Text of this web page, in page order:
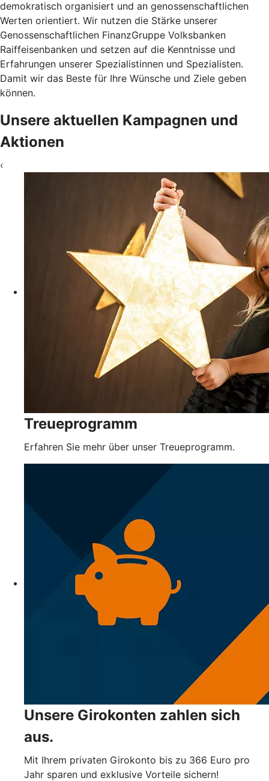
demokratisch organisiert und an genossenschaftlichen
Werten orientiert. Wir nutzen die Stärke unserer
Genossenschaftlichen FinanzGruppe Volksbanken
Raiffeisenbanken und setzen auf die Kenntnisse und
Erfahrungen unserer Spezialistinnen und Spezialisten.
Damit wir das Beste für Ihre Wünsche und Ziele geben
können.
Unsere aktuellen Kampagnen und
Aktionen
‹
Treueprogramm
Erfahren Sie mehr über unser Treueprogramm.
Unsere Girokonten zahlen sich
aus.
Mit Ihrem privaten Girokonto bis zu 366 Euro pro
Jahr sparen und exklusive Vorteile sichern!